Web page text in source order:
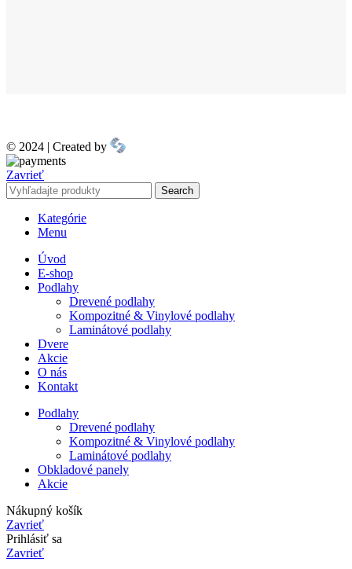
© 2024 | Created by
Zavrieť
Search
Kategórie
Menu
Úvod
E-shop
Podlahy
Drevené podlahy
Kompozitné & Vinylové podlahy
Laminátové podlahy
Dvere
Akcie
O nás
Kontakt
Podlahy
Drevené podlahy
Kompozitné & Vinylové podlahy
Laminátové podlahy
Obkladové panely
Akcie
Nákupný košík
Zavrieť
Prihlásiť sa
Zavrieť